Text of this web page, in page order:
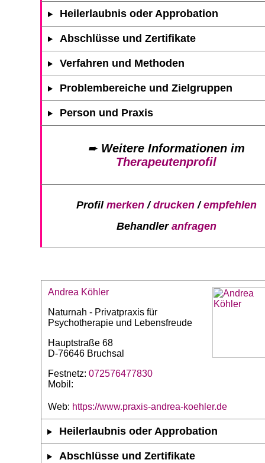
Heilerlaubnis oder Approbation
Abschlüsse und Zertifikate
Verfahren und Methoden
Problembereiche und Zielgruppen
Person und Praxis
➨ Weitere Informationen im
Therapeutenprofil
Profil merken/drucken/empfehlen
Behandler anfragen
Andrea Köhler
Naturnah - Privatpraxis für
Psychotherapie und Lebensfreude
Hauptstraße 68
D-76646 Bruchsal
Festnetz: 072576477830
Mobil:
Web: https://www.praxis-andrea-koehler.de
Heilerlaubnis oder Approbation
Abschlüsse und Zertifikate